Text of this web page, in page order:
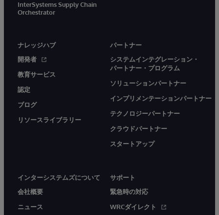
InterSystems Supply Chain
Orchestrator
ナレッジハブ
開発者
教育サービス
認定
ブログ
リソースライブラリー
パートナー
システムインテグレーション・
パートナー・プログラム
ソリューションパートナー
インプリメンテーションパートナー
テクノロジーパートナー
クラウドパートナー
スタートアップ
インターシステムズについて
会社概要
ニュース
サポート
緊急時の対応
WRCダイレクト